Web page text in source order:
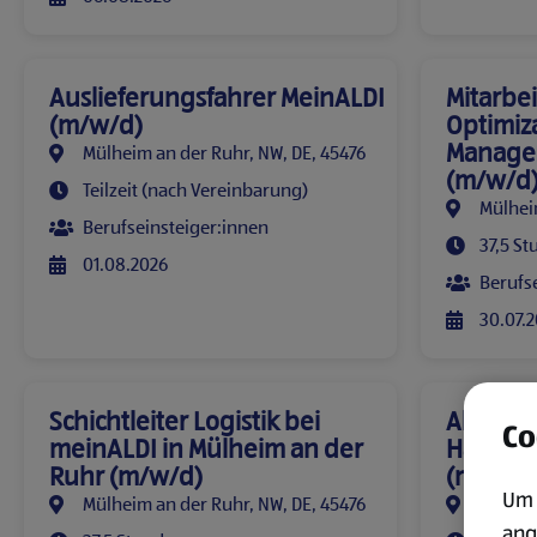
Auslieferungsfahrer MeinALDI
(m/w/d)
Mülheim an der Ruhr, NW, DE, 45476
Teilzeit (nach Vereinbarung)
Berufseinsteiger:innen
01.08.2026
(m/w/
37,5
Schichtleiter Logistik bei
meinALDI in Mülheim an der
Ruhr (m/w/d)
Mülheim an der Ruhr, NW, DE, 45476
(m/w/d)